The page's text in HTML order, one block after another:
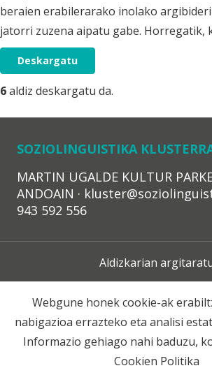
beraien erabilerarako inolako
jatorri zuzena aipatu gabe. Horregatik,
Deskargatu
6aldiz deskargatu da.
SOZIOLINGUISTIKA
MARTIN UGALDE KULTUR
ANDOAIN ·
943 592 556
Aldizkarian
Lege Oharra
Harpidetza
Webgune honek cookie-ak
nabigazioa errazteko eta analisi
Informazio gehiago nahi baduzu,
Cookien Politika